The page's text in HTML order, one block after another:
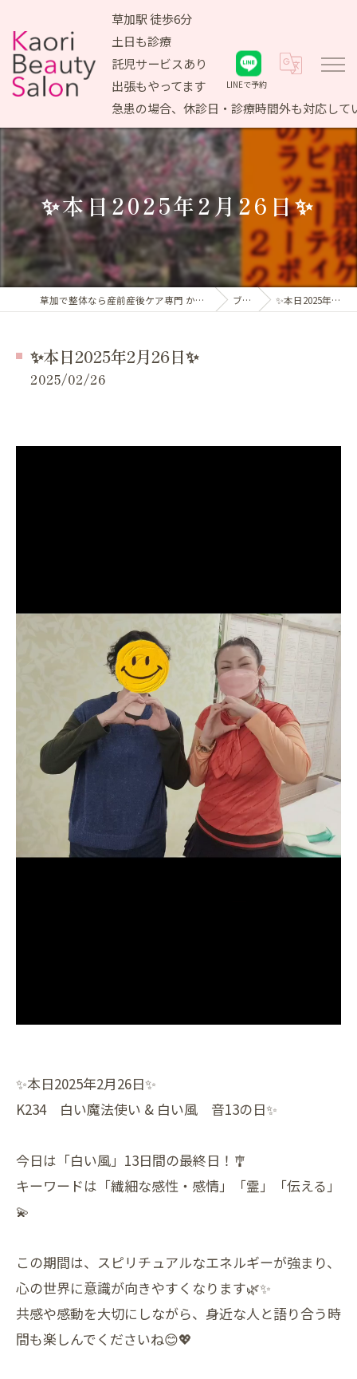
草加駅 徒歩6分
土日も診療
託児サービスあり
出張もやってます
急患の場合、休診日・診療時間外も対応して
LINEで予約
✨本日2025年2月26日✨
草加で整体なら産前産後ケア専門 かおりビューティサロン ブログ ✨本日2025年2月26日✨
✨本日2025年2月26日✨
2025/02/26
✨本日2025年2月26日✨
K234 白い魔法使い & 白い風 音13の日✨
今日は「白い風」13日間の最終日！🎐
キーワードは「繊細な感性・感情」「霊」「伝える」
💫
この期間は、スピリチュアルなエネルギーが強まり、
心の世界に意識が向きやすくなります🌿✨
共感や感動を大切にしながら、身近な人と語り合う時
間も楽しんでくださいね😊💖